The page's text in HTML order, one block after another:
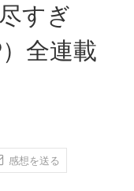
すぎ
全連載
感想を送る